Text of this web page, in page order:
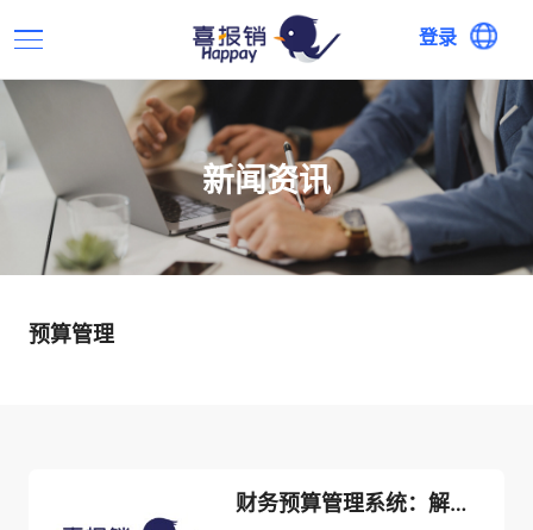
登录
新闻资讯
预算管理
财务预算管理系统：解决企业经济瓶颈的利器